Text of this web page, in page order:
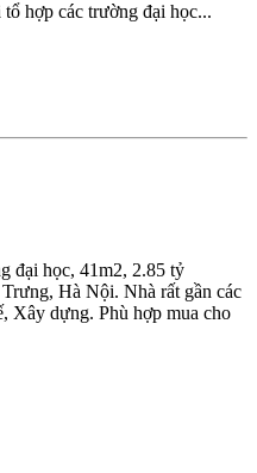
hợp các trường đại học...
đại học, 41m2, 2.85 tỷ
Hà Nội. Nhà rất gần các
Xây dựng. Phù hợp mua cho